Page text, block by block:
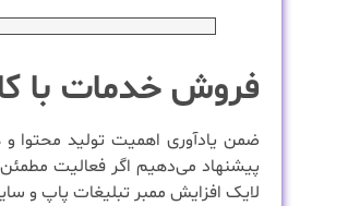
فروش خدمات با
ضمن یادآوری اهمیت تولید محتوا
پیشنهاد می‌دهیم اگر فعالیت مطمئن
لایک افزایش ممبر تبلیغات پاپ و